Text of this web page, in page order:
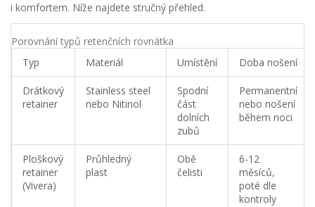
i komfortem. Níže najdete stručný přehled.
Porovnání typů retenčních rovnátka
Typ
Materiál Umístění Doba nošení
Drátkový
retainer
Stainless steel
nebo Nitinol
Spodní
část
dolních
zubů
Permanentní
nebo nošení
během noci
Ploškový
retainer
(Vivera)
Průhledný
plast
Obě
čelisti
6-12
měsíců,
poté dle
kontroly